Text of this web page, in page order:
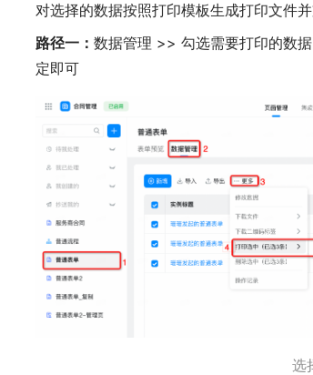
对选择的数据按照打印模板生成打印文件
路径一： 数据管理 >> 勾选需要打印的数
定即可
选